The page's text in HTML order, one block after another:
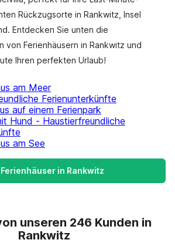
Rückzugsorte in Rankwitz, Insel
Entdecken Sie unten die
von Ferienhäusern in Rankwitz und
Ihren perfekten Urlaub!
am Meer
Ferienunterkünfte
auf einem Ferienpark
Hund - Haustierfreundliche
am See
in Rankwitz
unseren 246 Kunden in
Rankwitz